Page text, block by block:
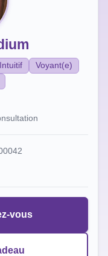
Voyant(e)
vous